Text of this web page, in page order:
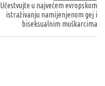
Učestvujte u najvećem evropskom
istraživanju namijenjenom gej i
biseksualnim muškarcima